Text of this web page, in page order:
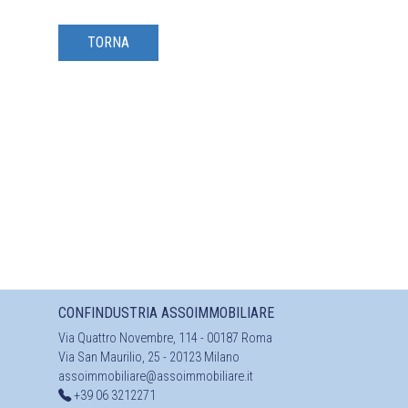
TORNA
CONFINDUSTRIA ASSOIMMOBILIARE
Via Quattro Novembre, 114 - 00187 Roma
Via San Maurilio, 25 - 20123 Milano
assoimmobiliare@assoimmobiliare.it
+39 06 3212271